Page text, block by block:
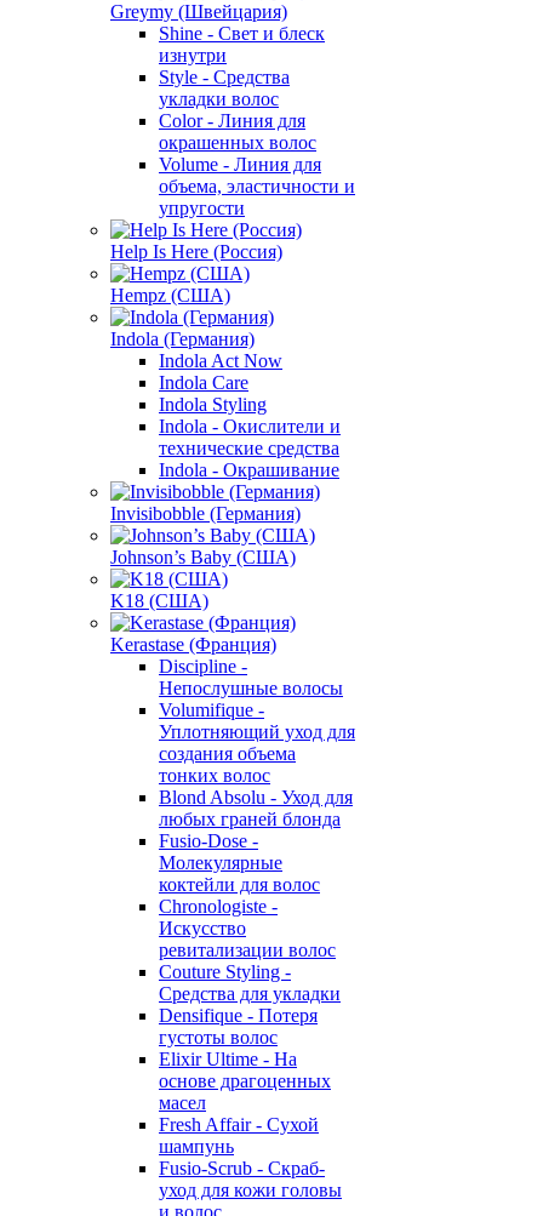
Greymy (Швейцария)
Shine - Свет и блеск
изнутри
Style - Средства
укладки волос
Color - Линия для
окрашенных волос
Volume - Линия для
объема, эластичности и
упругости
Help Is Here (Россия)
Hempz (США)
Indola (Германия)
Indola Act Now
Indola Care
Indola Styling
Indola - Окислители и
технические средства
Indola - Окрашивание
Invisibobble (Германия)
Johnson’s Baby (США)
K18 (США)
Kerastase (Франция)
Discipline -
Непослушные волосы
Volumifique -
Уплотняющий уход для
создания объема
тонких волос
Blond Absolu - Уход для
любых граней блонда
Fusio-Dose -
Молекулярные
коктейли для волос
Chronologiste -
Искусство
ревитализации волос
Couture Styling -
Средства для укладки
Densifique - Потеря
густоты волос
Elixir Ultime - На
основе драгоценных
масел
Fresh Affair - Сухой
шампунь
Fusio-Scrub - Скраб-
уход для кожи головы
и волос